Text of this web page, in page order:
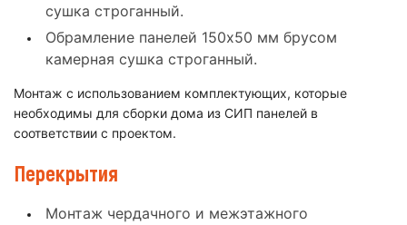
сушка строганный.
Обрамление панелей 150x50 мм брусом
камерная сушка строганный.
Монтаж с использованием комплектующих, которые
необходимы для сборки дома из СИП панелей в
соответствии с проектом.
Перекрытия
Монтаж чердачного и межэтажного